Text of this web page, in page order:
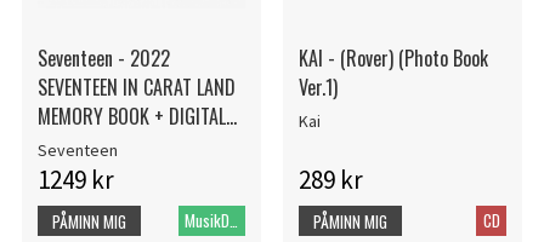
Seventeen - 2022
SEVENTEEN IN CARAT LAND
MEMORY BOOK + DIGITAL
CODE
Seventeen
1249 kr
PÅMINN MIG
KAI - (Rover) (Photo Book
Ver.1)
Kai
289 kr
CD
PÅMINN MIG